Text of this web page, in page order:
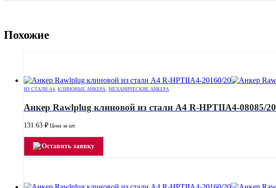
Похожие
ИЗ СТАЛИ А4, КЛИНОВЫЕ АНКЕРА, МЕХАНИЧЕСКИЕ АНКЕРА
Анкер Rawlplug клиновой из стали А4 R-HPTIIA4-08085/20
131.63 ₽ Цена за шт.
Оставить заявку